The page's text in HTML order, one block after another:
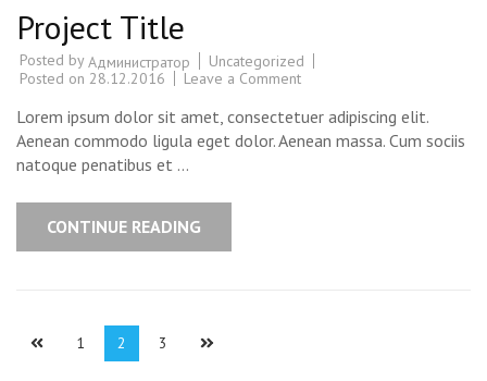
Project Title
Posted by Администратор
Uncategorized
Posted on 28.12.2016 Leave a Comment
Lorem ipsum dolor sit amet, consectetuer adipiscing elit.
Aenean commodo ligula eget dolor. Aenean massa. Cum sociis
natoque penatibus et …
CONTINUE READING
Навигация
Page
1 Page
2 Page
3